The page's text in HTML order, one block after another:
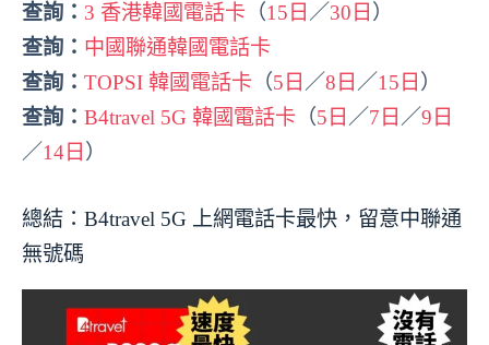
查詢： 3 香港韓國電話卡 （15日 ／30日 ）
查詢： 中國聯通韓國電話卡
查詢： TOPSI 韓國電話卡 （5日 ／8日 ／15日 ）
查詢： B4travel 5G 韓國電話卡 （5日 ／7日 ／9日
／14日 ）
總結：B4travel 5G 上網電話卡最快，留意中聯通
無號碼